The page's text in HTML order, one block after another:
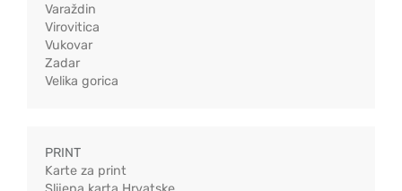
Varaždin
Virovitica
Vukovar
Zadar
Velika gorica
PRINT
Karte za print